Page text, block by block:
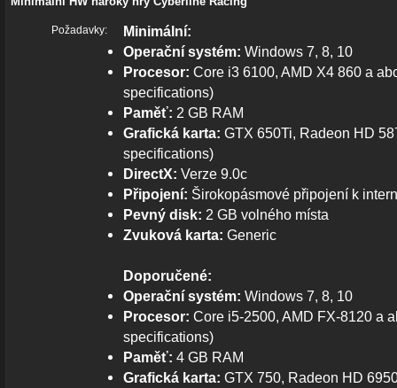
Požadavky:
Minimální:
Operační systém: Windows 7, 8, 10
Procesor: Core i3 6100, AMD X4 860 a
specifications)
Paměť: 2 GB RAM
Grafická karta: GTX 650Ti, Radeon HD
specifications)
DirectX: Verze 9.0c
Připojení: Širokopásmové připojení k
Pevný disk: 2 GB volného místa
Zvuková karta: Generic
Doporučené:
Operační systém: Windows 7, 8, 10
Procesor: Core i5-2500, AMD FX-8120 a
specifications)
Paměť: 4 GB RAM
Grafická karta: GTX 750, Radeon HD